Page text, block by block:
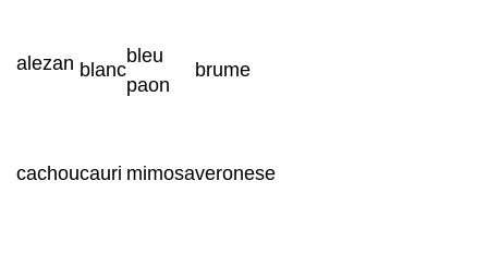
alezan blanc
bleu
paon
brume
cachoucauri mimosaveronese